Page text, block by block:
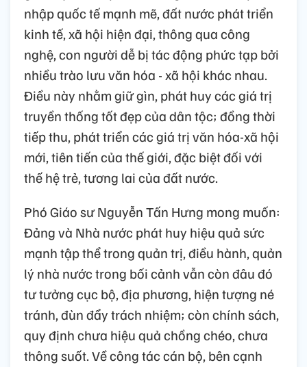
nhập quốc tế mạnh mẽ, đất nước phát triển
kinh tế, xã hội hiện đại, thông qua công
nghệ, con người dễ bị tác động phức tạp bởi
nhiều trào lưu văn hóa - xã hội khác nhau.
Điều này nhằm giữ gìn, phát huy các giá trị
truyền thống tốt đẹp của dân tộc; đồng thời
tiếp thu, phát triển các giá trị văn hóa-xã hội
mới, tiên tiến của thế giới, đặc biệt đối với
thế hệ trẻ, tương lai của đất nước.
Phó Giáo sư Nguyễn Tấn Hưng mong muốn:
Đảng và Nhà nước phát huy hiệu quả sức
mạnh tập thể trong quản trị, điều hành, quản
lý nhà nước trong bối cảnh vẫn còn đâu đó
tư tưởng cục bộ, địa phương, hiện tượng né
tránh, đùn đẩy trách nhiệm; còn chính sách,
quy định chưa hiệu quả chồng chéo, chưa
thông suốt. Về công tác cán bộ, bên cạnh